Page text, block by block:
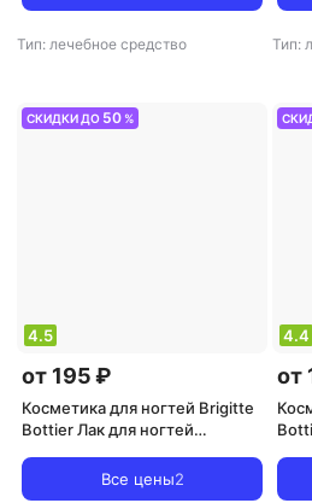
Тип: лечебное средство Тип:
СКИДКИ ДО 50 %
4.5
от 195 ₽
Косметика для ногтей Brigitte
Bottier Лак для ногтей
Все цены2
4.4
от